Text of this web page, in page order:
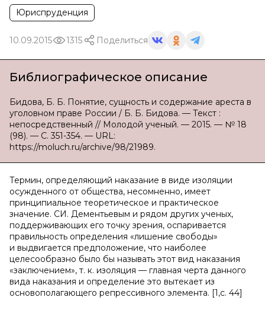
Юриспруденция
10.09.2015 1315 Поделиться
Библиографическое описание
Бидова, Б. Б. Понятие, сущность и содержание ареста в
уголовном праве России / Б. Б. Бидова. — Текст :
непосредственный // Молодой ученый. — 2015. — № 18
(98). — С. 351-354. — URL:
https://moluch.ru/archive/98/21989.
Термин, определяющий наказание в виде изоляции
осужденного от общества, несомненно, имеет
принципиальное теоретическое и практическое
значение. СИ. Дементьевым и рядом других ученых,
поддерживающих его точку зрения, оспаривается
правильность определения «лишение свободы»
и выдвигается предположение, что наиболее
целесообразно было бы называть этот вид наказания
«заключением», т. к. изоляция — главная черта данного
вида наказания и определение это вытекает из
основополагающего репрессивного элемента. [1,с. 44]